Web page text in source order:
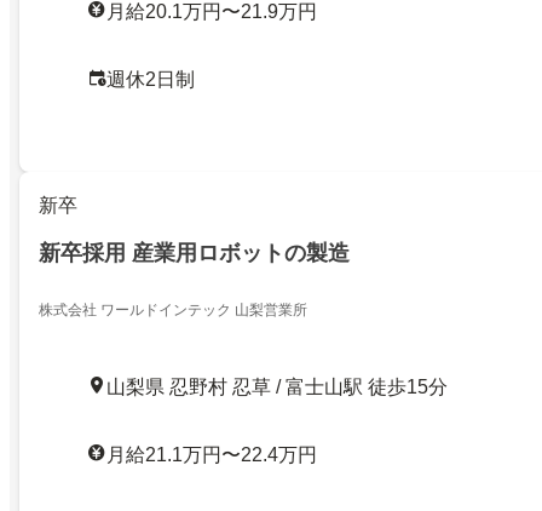
月給20.1万円〜21.9万円
週休2日制
新卒
新卒採用 産業用ロボットの製造
株式会社 ワールドインテック 山梨営業所
山梨県 忍野村 忍草 / 富士山駅 徒歩15分
月給21.1万円〜22.4万円